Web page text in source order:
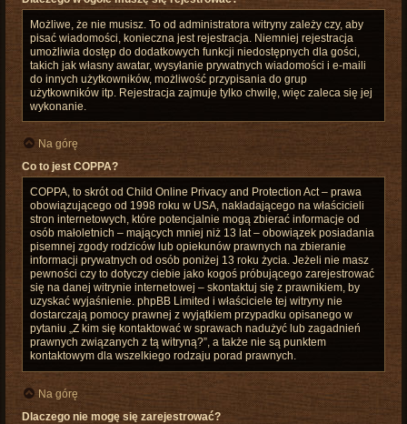
Możliwe, że nie musisz. To od administratora witryny zależy czy, aby
pisać wiadomości, konieczna jest rejestracja. Niemniej rejestracja
umożliwia dostęp do dodatkowych funkcji niedostępnych dla gości,
takich jak własny awatar, wysyłanie prywatnych wiadomości i e-maili
do innych użytkowników, możliwość przypisania do grup
użytkowników itp. Rejestracja zajmuje tylko chwilę, więc zaleca się jej
wykonanie.
Na górę
Co to jest COPPA?
COPPA, to skrót od Child Online Privacy and Protection Act – prawa
obowiązującego od 1998 roku w USA, nakładającego na właścicieli
stron internetowych, które potencjalnie mogą zbierać informacje od
osób małoletnich – mających mniej niż 13 lat – obowiązek posiadania
pisemnej zgody rodziców lub opiekunów prawnych na zbieranie
informacji prywatnych od osób poniżej 13 roku życia. Jeżeli nie masz
pewności czy to dotyczy ciebie jako kogoś próbującego zarejestrować
się na danej witrynie internetowej – skontaktuj się z prawnikiem, by
uzyskać wyjaśnienie. phpBB Limited i właściciele tej witryny nie
dostarczają pomocy prawnej z wyjątkiem przypadku opisanego w
pytaniu „Z kim się kontaktować w sprawach nadużyć lub zagadnień
prawnych związanych z tą witryną?”, a także nie są punktem
kontaktowym dla wszelkiego rodzaju porad prawnych.
Na górę
Dlaczego nie mogę się zarejestrować?